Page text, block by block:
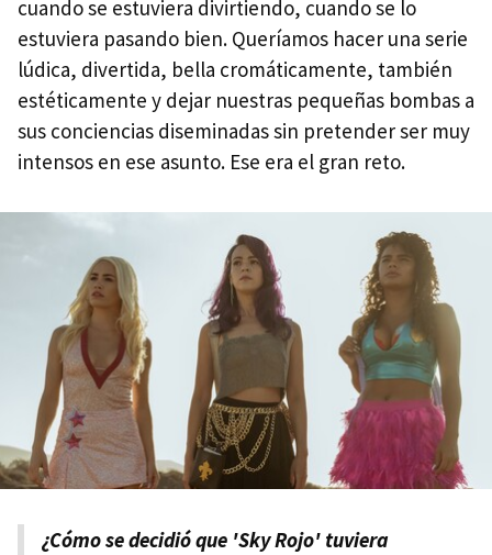
cuando se estuviera divirtiendo, cuando se lo
estuviera pasando bien. Queríamos hacer una serie
lúdica, divertida, bella cromáticamente, también
estéticamente y dejar nuestras pequeñas bombas a
sus conciencias diseminadas sin pretender ser muy
intensos en ese asunto. Ese era el gran reto.
¿Cómo se decidió que 'Sky Rojo' tuviera